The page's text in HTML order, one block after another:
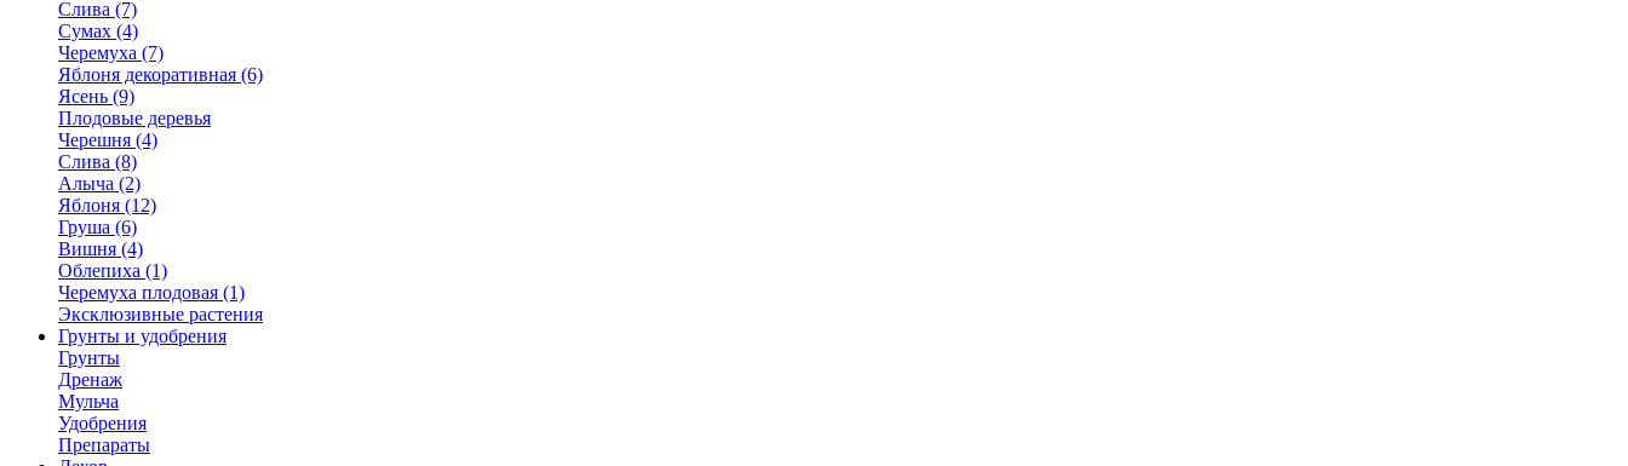
Слива (7)
Сумах (4)
Черемуха (7)
Яблоня декоративная (6)
Ясень (9)
Плодовые деревья
Черешня (4)
Слива (8)
Алыча (2)
Яблоня (12)
Груша (6)
Вишня (4)
Облепиха (1)
Черемуха плодовая (1)
Эксклюзивные растения
Грунты и удобрения
Грунты
Дренаж
Мульча
Удобрения
Препараты